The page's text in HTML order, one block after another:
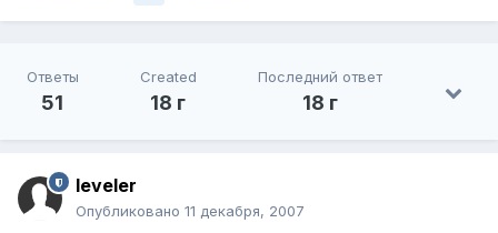
Ответы
51
Created
18 г
Последний ответ
18 г
leveler
Опубликовано 11 декабря, 2007